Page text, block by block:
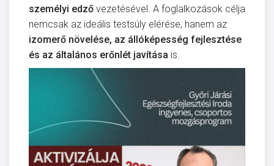
személyi edző vezetésével. A foglalkozások célja
nemcsak az ideális testsúly elérése, hanem az
izomerő növelése, az állóképesség fejlesztése
és az általános erőnlét javítása is.